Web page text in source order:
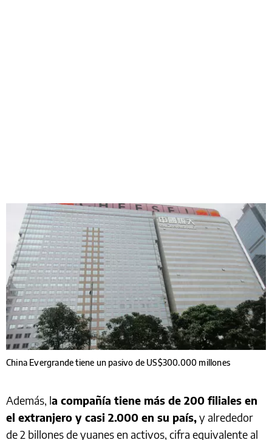
China Evergrande tiene un pasivo de US$300.000 millones
Además, la compañía tiene más de 200 filiales en
el extranjero y casi 2.000 en su país,y alrededor
de 2 billones de yuanes en activos, cifra equivalente al